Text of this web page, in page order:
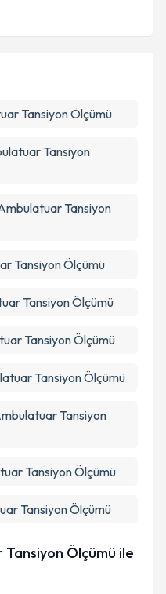
ilişkinAydınlatma
ediyorum.
Tansiyon Ölçümü
Tansiyon
Tansiyon
Tansiyon Ölçümü
Tansiyon Ölçümü
Tansiyon Ölçümü
Tansiyon Ölçümü
Tansiyon
Tansiyon Ölçümü
Tansiyon Ölçümü
Ölçümü ile